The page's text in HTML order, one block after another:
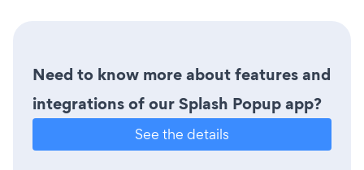
Need to know more about features and
integrations of our Splash Popup app?
See the details